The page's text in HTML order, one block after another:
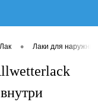
Лак • Лаки для